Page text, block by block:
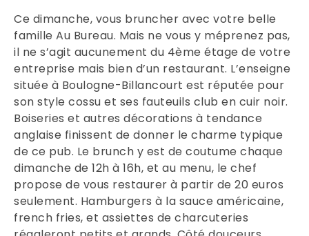
Ce dimanche, vous bruncher avec votre belle
famille Au Bureau. Mais ne vous y méprenez pas,
il ne s’agit aucunement du 4ème étage de votre
entreprise mais bien d’un restaurant. L’enseigne
située à Boulogne-Billancourt est réputée pour
son style cossu et ses fauteuils club en cuir noir.
Boiseries et autres décorations à tendance
anglaise finissent de donner le charme typique
de ce pub. Le brunch y est de coutume chaque
dimanche de 12h à 16h, et au menu, le chef
propose de vous restaurer à partir de 20 euros
seulement. Hamburgers à la sauce américaine,
french fries, et assiettes de charcuteries